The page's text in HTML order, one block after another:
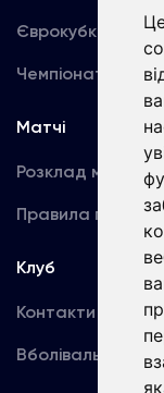
Єврокубки
Чемпіонат
Матчі
Розклад матчів
Правила
Клуб
Контакти
Вболівальникам